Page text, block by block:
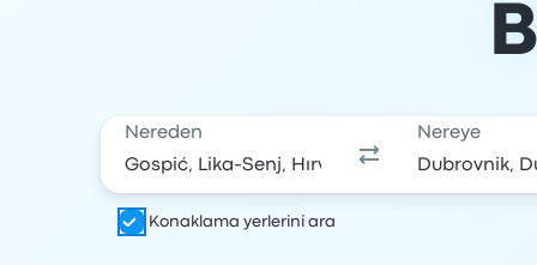
Nereden Nereye
Konaklama yerlerini ara